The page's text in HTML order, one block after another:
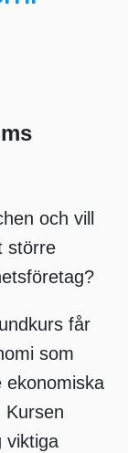
och vill
större
får
som
ekonomiska
Kursen
viktiga